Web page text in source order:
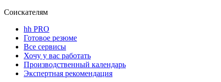
Соискателям
hh PRO
Готовое резюме
Все сервисы
Хочу у вас работать
Производственный календарь
Экспертная рекомендация